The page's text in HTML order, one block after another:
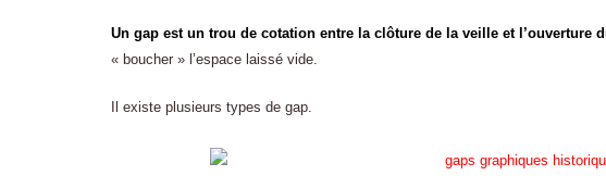
Un gap est un trou de cotation entre la clôture de la veille et l’ouverture
« boucher » l’espace laissé vide.
Il existe plusieurs types de gap.